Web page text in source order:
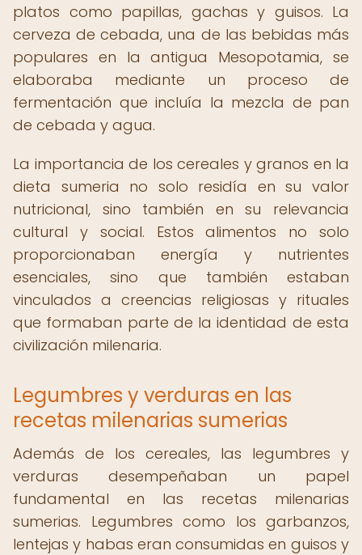
platos como papillas, gachas y guisos. La
cerveza de cebada, una de las bebidas más
populares en la antigua Mesopotamia, se
elaboraba mediante un proceso de
fermentación que incluía la mezcla de pan
de cebada y agua.
La importancia de los cereales y granos en la
dieta sumeria no solo residía en su valor
nutricional, sino también en su relevancia
cultural y social. Estos alimentos no solo
proporcionaban energía y nutrientes
esenciales, sino que también estaban
vinculados a creencias religiosas y rituales
que formaban parte de la identidad de esta
civilización milenaria.
Legumbres y verduras en las
recetas milenarias sumerias
Además de los cereales, las legumbres y
verduras desempeñaban un papel
fundamental en las recetas milenarias
sumerias. Legumbres como los garbanzos,
lentejas y habas eran consumidas en guisos y